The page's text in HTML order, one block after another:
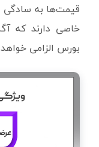
قیمت‌ها به سادگی
خاصی دارند که
بورس الزامی